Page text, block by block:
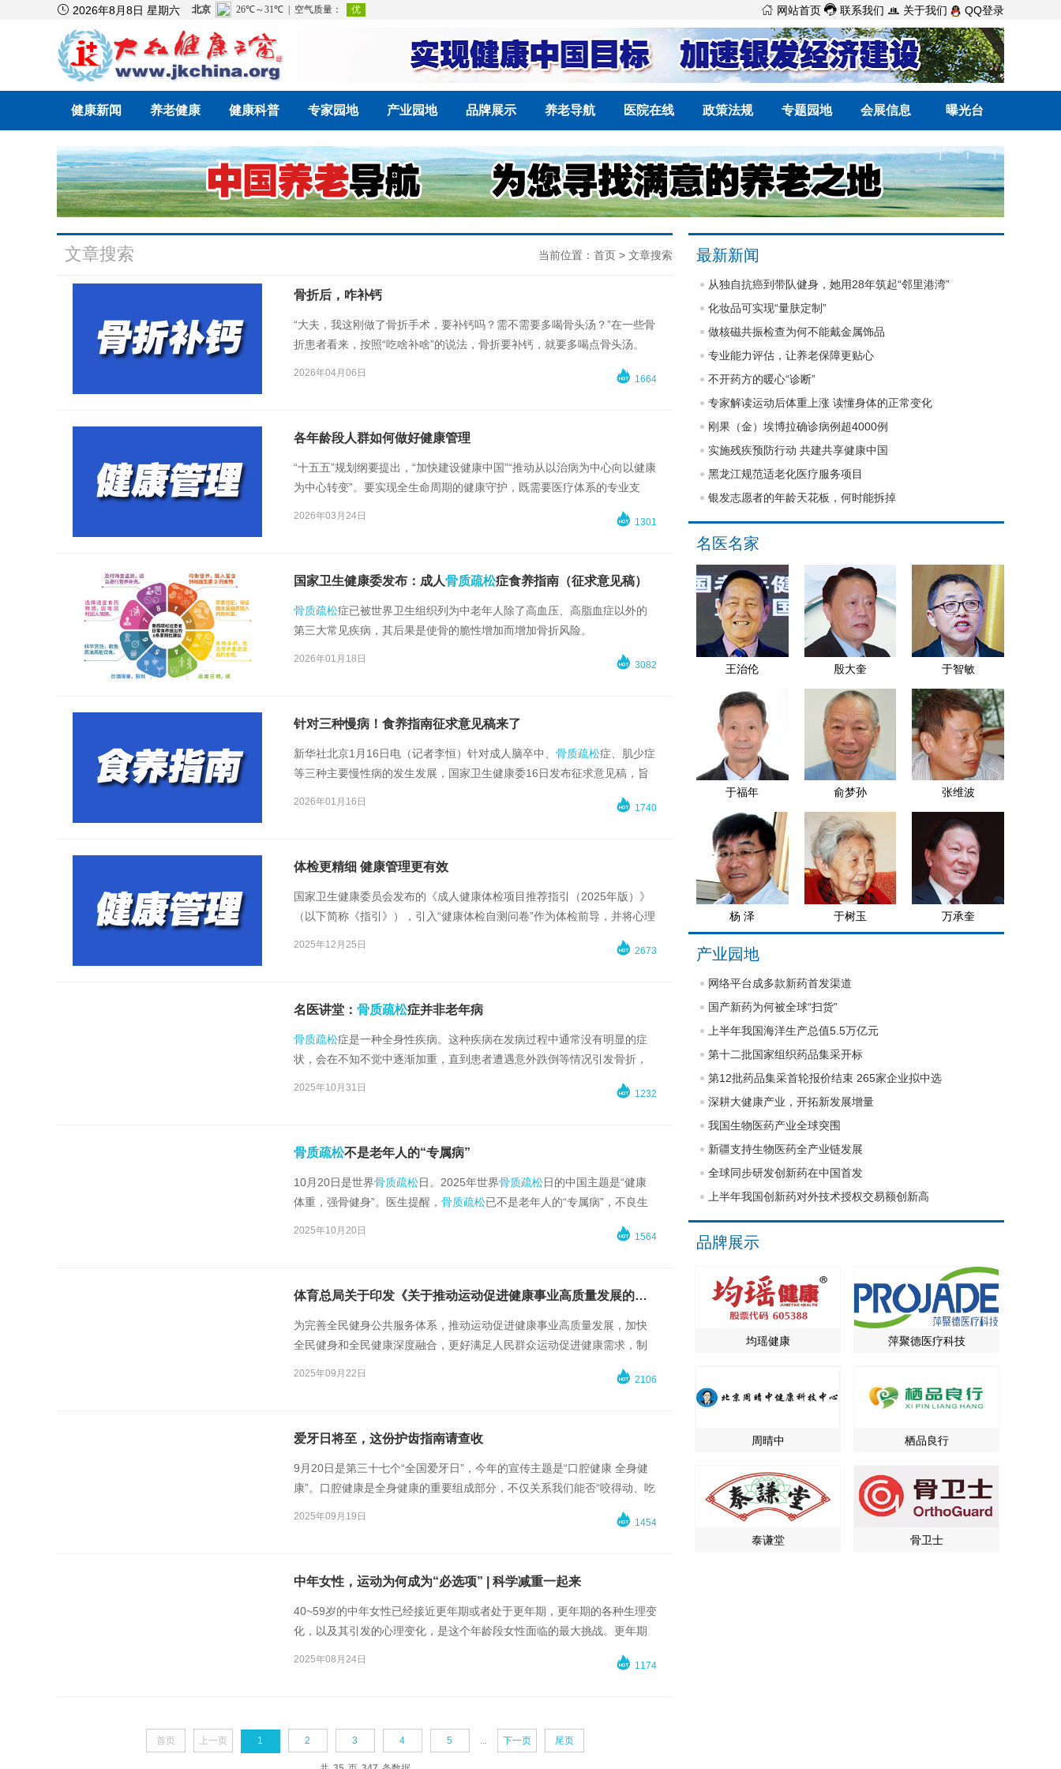
 2026年8月8日 星期六  网站首页  联系我们  关于我们 QQ登录
健康新闻 养老健康 健康科普 专家园地 产业园地 品牌展示 养老导航 医院在线 政策法规 专题园地 会展信息 曝光台
文章搜索 当前位置： 首页 > 文章搜索
骨折后，咋补钙
“大夫，我这刚做了骨折手术，要补钙吗？需不需要多喝骨头汤？”在一些骨
折患者看来，按照“吃啥补啥”的说法，骨折要补钙，就要多喝点骨头汤。
2026年04月06日  1664
各年龄段人群如何做好健康管理
“十五五”规划纲要提出，“加快建设健康中国”“推动从以治病为中心向以健康
为中心转变”。要实现全生命周期的健康守护，既需要医疗体系的专业支
2026年03月24日  1301
国家卫生健康委发布：成人骨质疏松症食养指南（征求意见稿）
骨质疏松症已被世界卫生组织列为中老年人除了高血压、高脂血症以外的
第三大常见疾病，其后果是使骨的脆性增加而增加骨折风险。
2026年01月18日  3082
针对三种慢病！食养指南征求意见稿来了
新华社北京1月16日电（记者李恒）针对成人脑卒中、 骨质疏松症、肌少症
等三种主要慢性病的发生发展，国家卫生健康委16日发布征求意见稿，旨
2026年01月16日  1740
体检更精细 健康管理更有效
国家卫生健康委员会发布的《成人健康体检项目推荐指引（2025年版）》
（以下简称《指引》），引入“健康体检自测问卷”作为体检前导，并将心理
2025年12月25日  2673
名医讲堂： 骨质疏松症并非老年病
骨质疏松症是一种全身性疾病。这种疾病在发病过程中通常没有明显的症
状，会在不知不觉中逐渐加重，直到患者遭遇意外跌倒等情况引发骨折，
2025年10月31日  1232
骨质疏松不是老年人的“专属病”
10月20日是世界骨质疏松日。2025年世界骨质疏松日的中国主题是“健康
体重，强骨健身”。医生提醒， 骨质疏松已不是老年人的“专属病”，不良生
2025年10月20日  1564
体育总局关于印发《关于推动运动促进健康事业高质量发展的指导意见》的通知
为完善全民健身公共服务体系，推动运动促进健康事业高质量发展，加快
全民健身和全民健康深度融合，更好满足人民群众运动促进健康需求，制
2025年09月22日  2106
爱牙日将至，这份护齿指南请查收
9月20日是第三十七个“全国爱牙日”，今年的宣传主题是“口腔健康 全身健
康”。口腔健康是全身健康的重要组成部分，不仅关系我们能否“咬得动、吃
2025年09月19日  1454
中年女性，运动为何成为“必选项” | 科学减重一起来
40~59岁的中年女性已经接近更年期或者处于更年期，更年期的各种生理变
化，以及其引发的心理变化，是这个年龄段女性面临的最大挑战。更年期
量下降、关节退变疼痛、身体痛阈降低等一系列健康问题，还会出现身体
2025年08月24日  1174
首页 上一页 1 2 3 4 5 ... 下一页 尾页
最新新闻
从独自抗癌到带队健身，她用28年筑起“邻里港湾”
化妆品可实现“量肤定制”
做核磁共振检查为何不能戴金属饰品
专业能力评估，让养老保障更贴心
不开药方的暖心“诊断”
专家解读运动后体重上涨 读懂身体的正常变化
刚果（金）埃博拉确诊病例超4000例
实施残疾预防行动 共建共享健康中国
黑龙江规范适老化医疗服务项目
银发志愿者的年龄天花板，何时能拆掉
名医名家
王治伦 殷大奎 于智敏
于福年 俞梦孙 张维波
杨 泽 于树玉 万承奎
产业园地
网络平台成多款新药首发渠道
国产新药为何被全球“扫货”
上半年我国海洋生产总值5.5万亿元
第十二批国家组织药品集采开标
第12批药品集采首轮报价结束 265家企业拟中选
深耕大健康产业，开拓新发展增量
我国生物医药产业全球突围
新疆支持生物医药全产业链发展
全球同步研发创新药在中国首发
上半年我国创新药对外技术授权交易额创新高
品牌展示
均瑶健康 萍聚德医疗科技
周晴中 栖品良行
泰谦堂 骨卫士